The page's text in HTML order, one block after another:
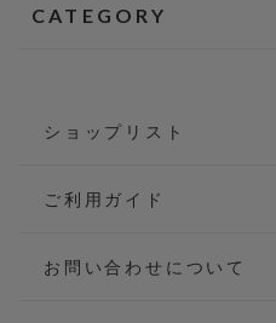
CATEGORY
ショップリスト
ご利用ガイド
お問い合わせについて